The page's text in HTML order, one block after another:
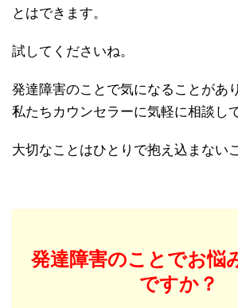
とはできます。
試してくださいね。
発達障害のことで気になることがあ
私たちカウンセラーに気軽に相談し
大切なことはひとりで抱え込まない
発達障害のことでお悩
ですか？